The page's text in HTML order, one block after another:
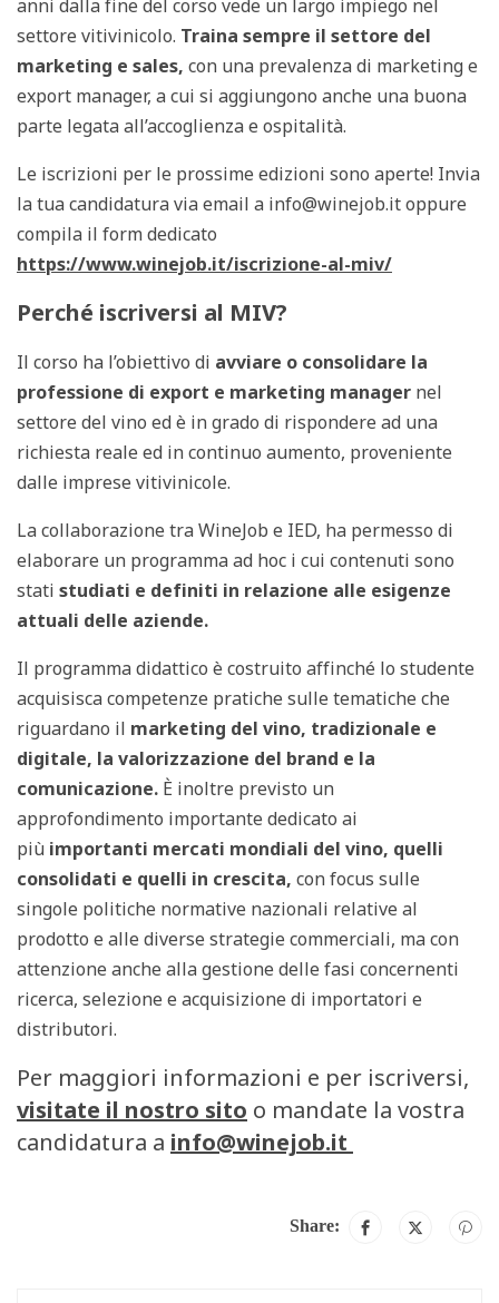
anni dalla fine del corso vede un largo impiego nel
settore vitivinicolo. Traina sempre il settore del
marketing e sales, con una prevalenza di marketing e
export manager, a cui si aggiungono anche una buona
parte legata all’accoglienza e ospitalità.
Le iscrizioni per le prossime edizioni sono aperte! Invia
la tua candidatura via email a info@winejob.it oppure
compila il form dedicato
https://www.winejob.it/iscrizione-al-miv/
Perché iscriversi al MIV?
Il corso ha l’obiettivo di avviare o consolidare la
professione di export e marketing manager nel
settore del vino ed è in grado di rispondere ad una
richiesta reale ed in continuo aumento, proveniente
dalle imprese vitivinicole.
La collaborazione tra WineJob e IED, ha permesso di
elaborare un programma ad hoc i cui contenuti sono
stati studiati e definiti in relazione alle esigenze
attuali delle aziende.
Il programma didattico è costruito affinché lo studente
acquisisca competenze pratiche sulle tematiche che
riguardano il marketing del vino, tradizionale e
digitale, la valorizzazione del brand e la
comunicazione. È inoltre previsto un
approfondimento importante dedicato ai
più importanti mercati mondiali del vino, quelli
consolidati e quelli in crescita, con focus sulle
singole politiche normative nazionali relative al
prodotto e alle diverse strategie commerciali, ma con
attenzione anche alla gestione delle fasi concernenti
ricerca, selezione e acquisizione di importatori e
distributori.
Per maggiori informazioni e per iscriversi,
visitate il nostro sito o mandate la vostra
candidatura a info@winejob.it
Share: